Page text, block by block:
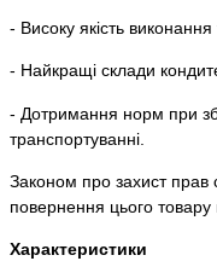
- Високу якість виконання
- Найкращі склади
- Дотримання норм при
транспортуванні.
Законом про захист прав
повернення цього товару
Характеристики